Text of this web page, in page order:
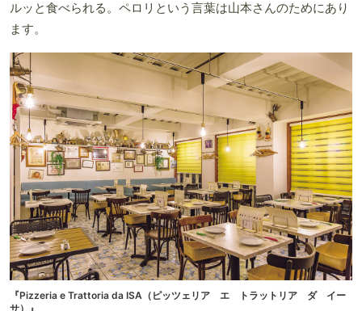
ルッと食べられる。ペロリという言葉は山本さんのためにあり
ます。
『Pizzeria e Trattoria da ISA（ピッツェリア エ トラットリア ダ イー
サ）』